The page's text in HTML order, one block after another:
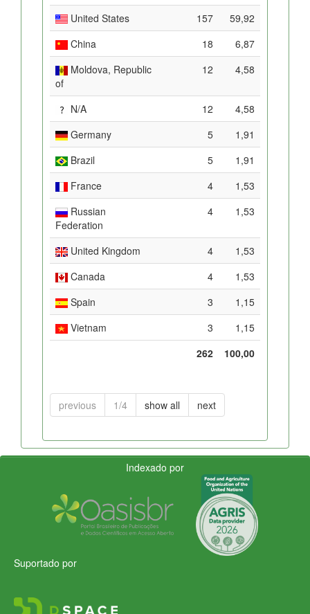
United States
157
59,92
China
18
6,87
Moldova, Republic
of
12 4,58
N/A 12
4,58
Germany
5
1,91
Brazil
5
1,91
France
4
1,53
Russian
Federation
4 1,53
United Kingdom 4
1,53
Canada
4
1,53
Spain
3
1,15
Vietnam
3
1,15
262
100,00
previous 1/4 show all next
Indexado por
Suportado por